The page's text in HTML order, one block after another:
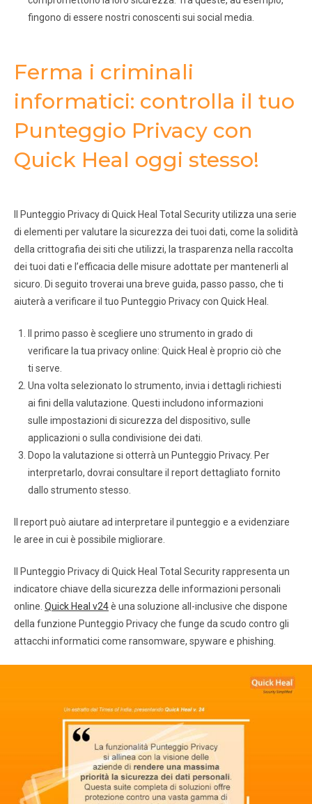
fingono di essere nostri conoscenti sui social media.
Ferma i criminali
informatici: controlla il tuo
Punteggio Privacy con
Quick Heal oggi stesso!
Il Punteggio Privacy di Quick Heal Total Security utilizza una serie
di elementi per valutare la sicurezza dei tuoi dati, come la solidità
della crittografia dei siti che utilizzi, la trasparenza nella raccolta
dei tuoi dati e l’efficacia delle misure adottate per mantenerli al
sicuro. Di seguito troverai una breve guida, passo passo, che ti
aiuterà a verificare il tuo Punteggio Privacy con Quick Heal.
Il primo passo è scegliere uno strumento in grado di
verificare la tua privacy online: Quick Heal è proprio ciò che
ti serve.
Una volta selezionato lo strumento, invia i dettagli richiesti
ai fini della valutazione. Questi includono informazioni
sulle impostazioni di sicurezza del dispositivo, sulle
applicazioni o sulla condivisione dei dati.
Dopo la valutazione si otterrà un Punteggio Privacy. Per
interpretarlo, dovrai consultare il report dettagliato fornito
dallo strumento stesso.
Il report può aiutare ad interpretare il punteggio e a evidenziare
le aree in cui è possibile migliorare.
Il Punteggio Privacy di Quick Heal Total Security rappresenta un
indicatore chiave della sicurezza delle informazioni personali
online. Quick Heal v24è una soluzione all-inclusive che dispone
della funzione Punteggio Privacy che funge da scudo contro gli
attacchi informatici come ransomware, spyware e phishing.